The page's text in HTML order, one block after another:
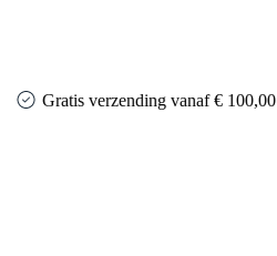
Gratis verzending vanaf € 100,00